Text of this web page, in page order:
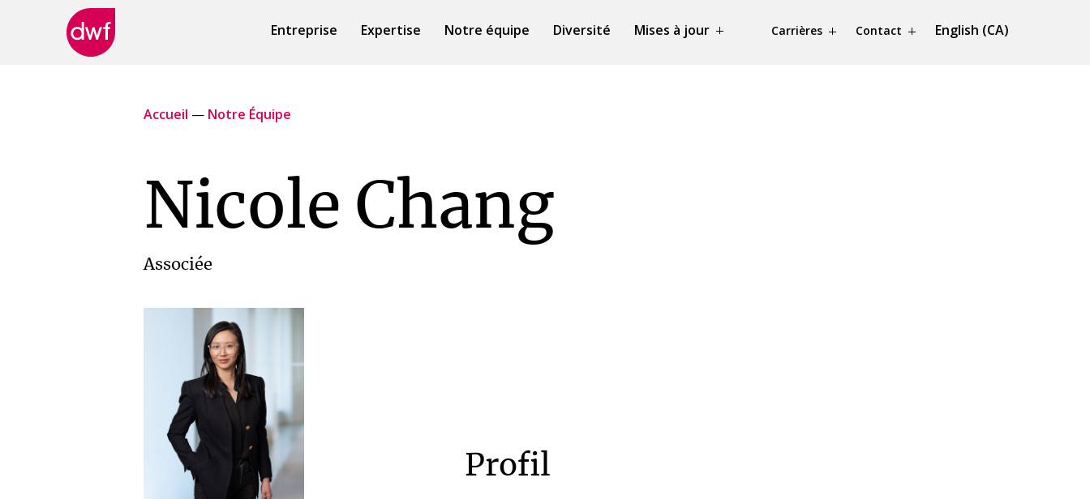
Entreprise Expertise Notre équipe Diversité Mises à jour Carrières Contact English (CA)
Accueil — Notre Équipe
Nicole Chang
Associée
Profil